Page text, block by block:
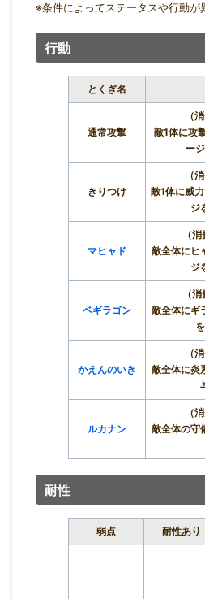
※条件によってステータスや行動が
行動
とくぎ名
通常攻撃
（
敵1体に攻
ー
きりつけ
（
敵1体に威
ジ
マヒャド
（
敵全体にヒ
ジ
ベギラゴン
（
敵全体にギ
かえんのいき
（
敵全体に炎
ルカナン
（
敵全体の守
耐性
弱点 耐性あり